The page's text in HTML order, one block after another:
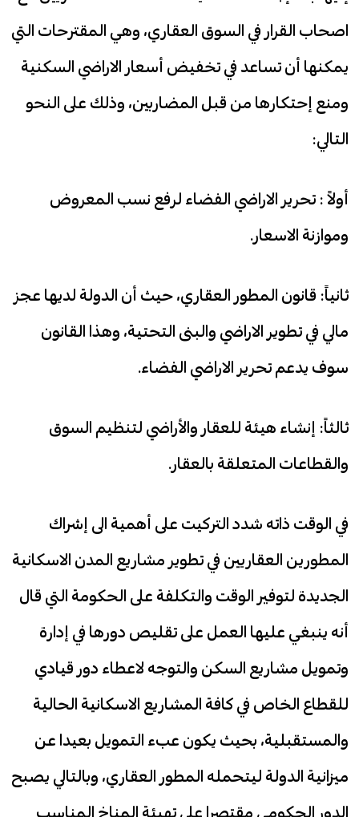
اصحاب القرار في السوق العقاري، وهي المقترحات التي
يمكنها أن تساعد في تخفيض أسعار الاراضي السكنية
ومنع إحتكارها من قبل المضاربين، وذلك على النحو
التالي:
أولاً : تحرير الاراضي الفضاء لرفع نسب المعروض
وموازنة الاسعار.
ثانياً: قانون المطور العقاري، حيث أن الدولة لديها عجز
مالي في تطوير الاراضي والبنى التحتية، وهذا القانون
سوف يدعم تحرير الاراضي الفضاء.
ثالثاً: إنشاء هيئة للعقار والأراضي لتنظيم السوق
والقطاعات المتعلقة بالعقار.
في الوقت ذاته شدد التركيت على أهمية الى إشراك
المطورين العقاريين في تطوير مشاريع المدن الاسكانية
الجديدة لتوفير الوقت والتكلفة على الحكومة التي قال
أنه ينبغي عليها العمل على تقليص دورها في إدارة
وتمويل مشاريع السكن والتوجه لاعطاء دور قيادي
للقطاع الخاص في كافة المشاريع الاسكانية الحالية
والمستقبلية، بحيث يكون عبء التمويل بعيدا عن
ميزانية الدولة ليتحمله المطور العقاري، وبالتالي يصبح
الدور الحكومي مقتصرا على تهيئة المناخ المناسب